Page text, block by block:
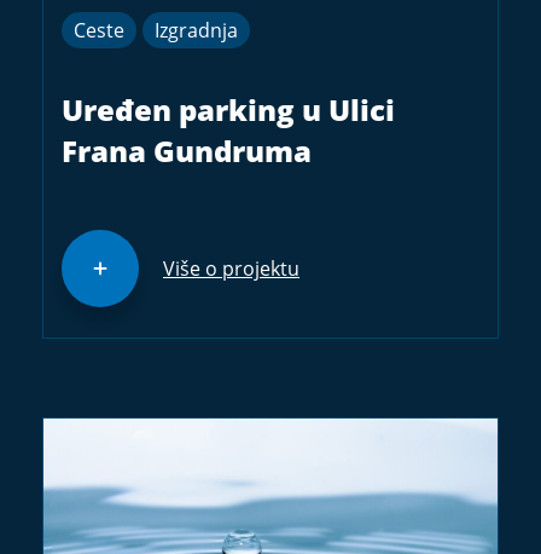
Ceste Izgradnja
Uređen parking u Ulici
Frana Gundruma
Više o projektu